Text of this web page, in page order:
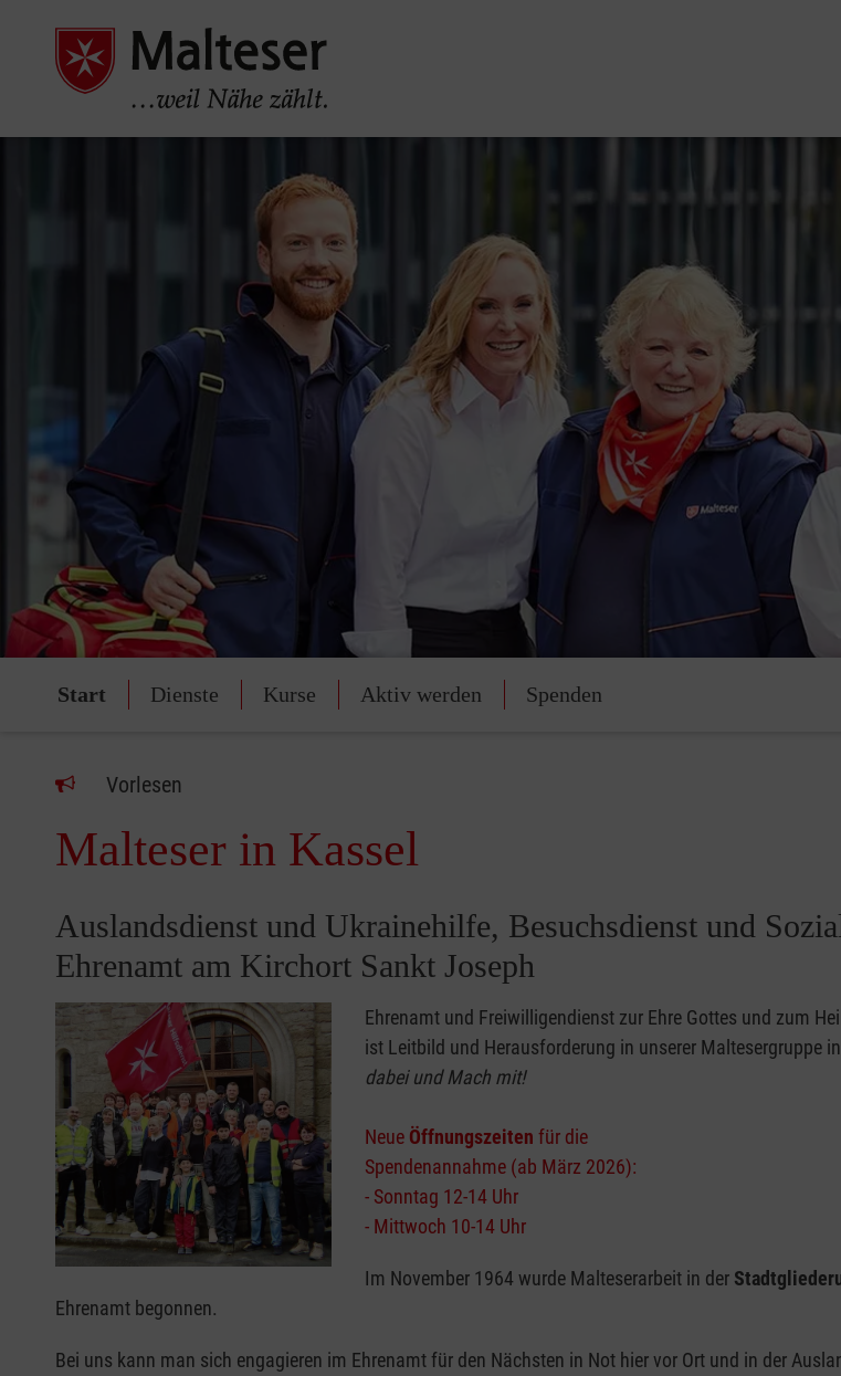
Start Dienste Kurse Aktiv werden Spenden
Vorlesen
Malteser in Kassel
Auslandsdienst und Ukrainehilfe, Besuchsdienst und
Ehrenamt am Kirchort Sankt Joseph
Ehrenamt und Freiwilligendienst zur Ehre Gottes und zum
ist Leitbild und Herausforderung in unserer Maltesergruppe
dabei und Mach mit!
Neue Öffnungszeiten für die
Spendenannahme (ab März 2026):
- Sonntag 12-14 Uhr
- Mittwoch 10-14 Uhr
Im November 1964 wurde Malteserarbeit in der
Ehrenamt begonnen.
Bei uns kann man sich engagieren im Ehrenamt für den Nächsten in Not hier vor Ort und in der